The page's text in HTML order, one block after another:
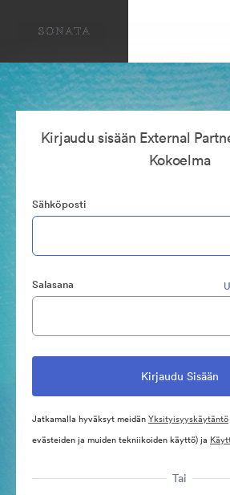
Kirjaudu sisään External
Kokoelma
Sähköposti
Salasana
Jatkamalla hyväksyt meidänYksityisyyskäytäntö
evästeiden ja muiden tekniikoiden käyttö) ja
Tai